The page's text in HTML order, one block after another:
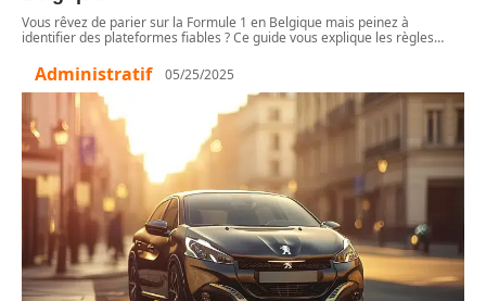
Vous rêvez de parier sur la Formule 1 en Belgique mais peinez à
identifier des plateformes fiables ? Ce guide vous explique les règles…
Administratif 05/25/2025